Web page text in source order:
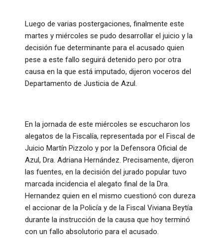
Luego de varias postergaciones, finalmente este
martes y miércoles se pudo desarrollar el juicio y la
decisión fue determinante para el acusado quien
pese a este fallo seguirá detenido pero por otra
causa en la que está imputado, dijeron voceros del
Departamento de Justicia de Azul.
En la jornada de este miércoles se escucharon los
alegatos de la Fiscalía, representada por el Fiscal de
Juicio Martín Pizzolo y por la Defensora Oficial de
Azul, Dra. Adriana Hernández. Precisamente, dijeron
las fuentes, en la decisión del jurado popular tuvo
marcada incidencia el alegato final de la Dra.
Hernandez quien en el mismo cuestionó con dureza
el accionar de la Policía y de la Fiscal Viviana Beytía
durante la instrucción de la causa que hoy terminó
con un fallo absolutorio para el acusado.